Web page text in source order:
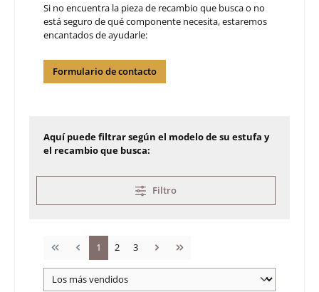
Si no encuentra la pieza de recambio que busca o no
está seguro de qué componente necesita, estaremos
encantados de ayudarle:
Formulario de contacto
Aquí puede filtrar según el modelo de su estufa y
el recambio que busca:
Filtro
Página
1 Página
2 Página
3